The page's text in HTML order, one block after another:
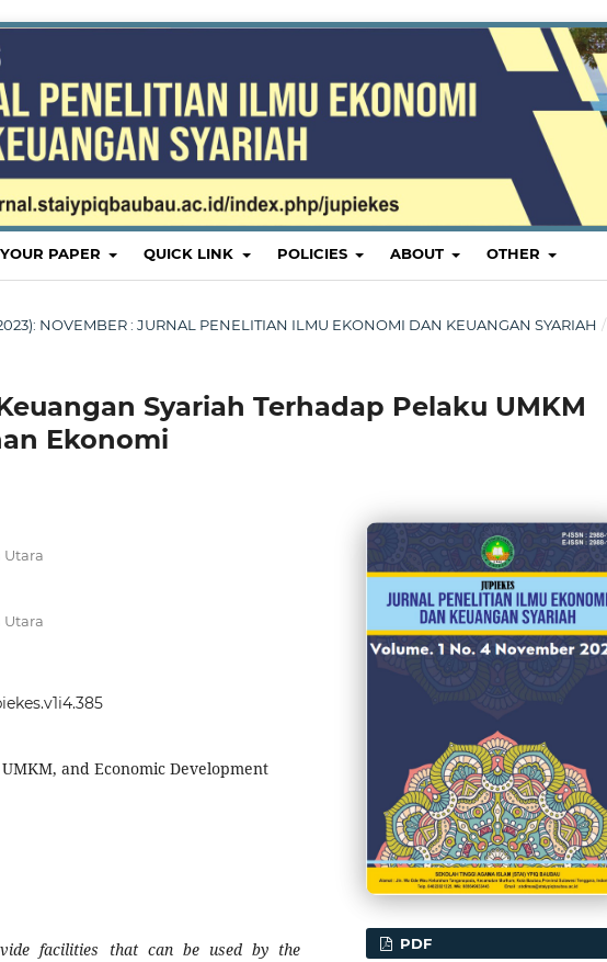
PAPER QUICK LINK POLICIES ABOUT OTHER
NOVEMBER : JURNAL PENELITIAN ILMU EKONOMI DAN KEUANGAN SYARIAH /
Syariah Terhadap Pelaku UMKM
Ekonomi
Utara
Utara
and Economic Development
facilities that can be used by the
PDF